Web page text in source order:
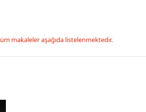
makaleler aşağıda listelenmektedir.